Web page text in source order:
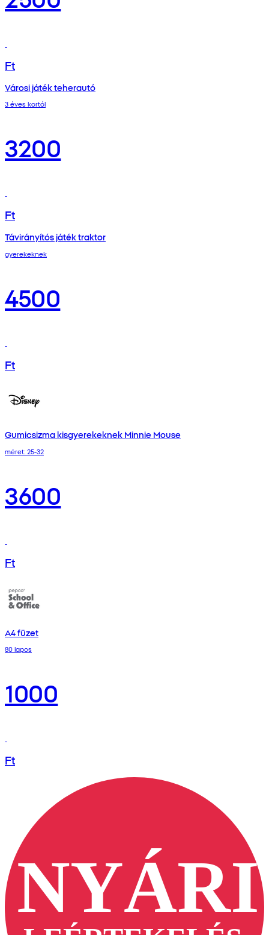
Ft
Városi játék teherautó
3 éves kortól
3200
Ft
Távirányítós játék traktor
gyerekeknek
4500
Ft
Gumicsizma kisgyerekeknek Minnie Mouse
méret: 25-32
3600
Ft
A4 füzet
80 lapos
1000
Ft